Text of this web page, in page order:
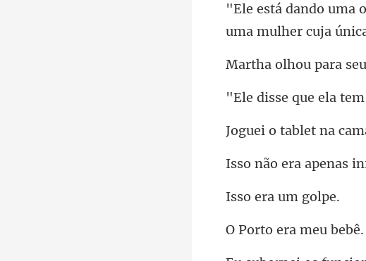
uma mulher
que ela tem
a apenas in
ra um
era me